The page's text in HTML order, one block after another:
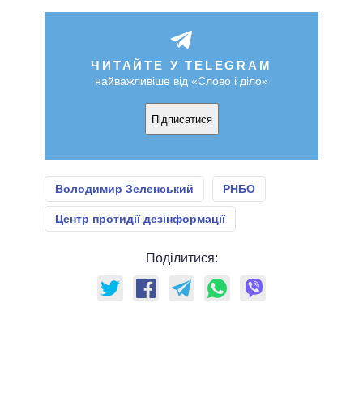
ЧИТАЙТЕ У TELEGRAM
найважливіше від «Слово і діло»
Підписатися
Володимир Зеленський РНБО
Центр протидії дезінформації
Поділитися: